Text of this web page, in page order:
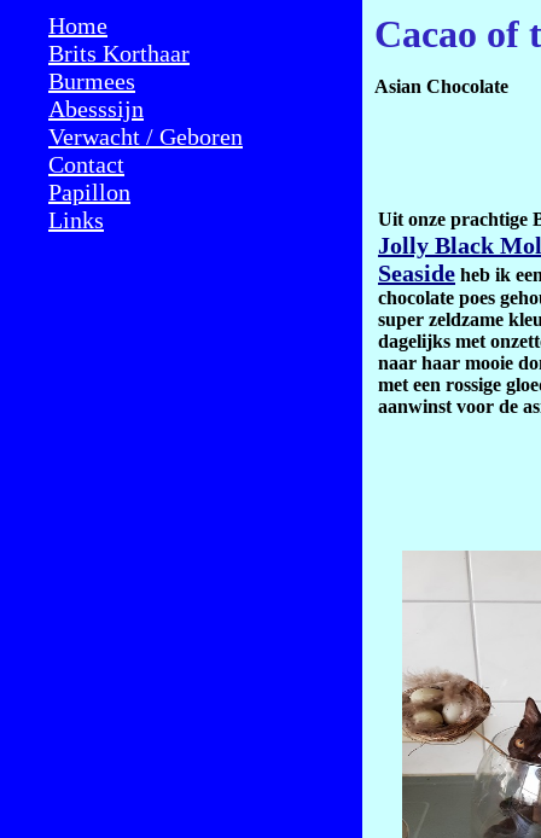
Home
Brits Korthaar
Burmees
Abesssijn
Verwacht / Geboren
Contact
Papillon
Links
Cacao of
Asian Chocolate
Uit onze prachtige
Jolly Black
Seaside heb ik
chocolate poes
super zeldzame
dagelijks met
naar haar mooie
met een rossige
aanwinst voor de